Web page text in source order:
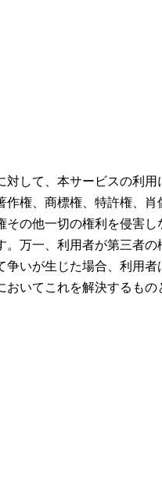
対して、本サービスの利用
作権、商標権、特許権、肖
その他一切の権利を侵害し
。万一、利用者が第三者の
争いが生じた場合、利用者
おいてこれを解決するもの